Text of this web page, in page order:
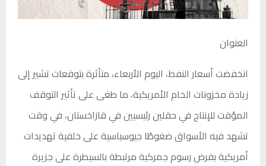
العنوان
انخفضت أسعار النفط، اليوم الأربعاء، متأثرة بتوقعات تشير إلى
زيادة مخزونات الخام الأمريكية، ما طغى على تأثير التوقف
المؤقت للإنتاج في حقلين رئيسيين في قازاخستان، في وقت
تشهد فيه الأسواق ضغوطًا جيوسياسية على خلفية تهديدات
أمريكية بفرض رسوم جمركية مرتبطة بالسيطرة على جزيرة